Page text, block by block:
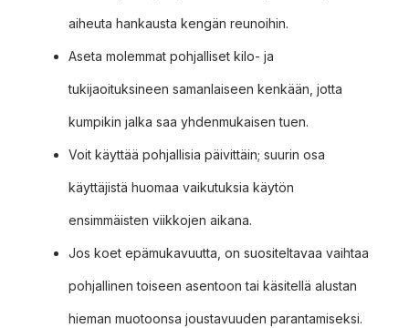
aiheuta hankausta kengän reunoihin.
Aseta molemmat pohjalliset kilo- ja
tukijaoituksineen samanlaiseen kenkään, jotta
kumpikin jalka saa yhdenmukaisen tuen.
Voit käyttää pohjallisia päivittäin; suurin osa
käyttäjistä huomaa vaikutuksia käytön
ensimmäisten viikkojen aikana.
Jos koet epämukavuutta, on suositeltavaa vaihtaa
pohjallinen toiseen asentoon tai käsitellä alustan
hieman muotoonsa joustavuuden parantamiseksi.